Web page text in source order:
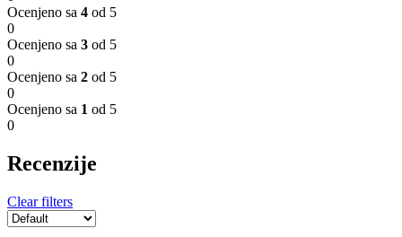
Ocenjeno sa 4 od 5
0
Ocenjeno sa 3 od 5
0
Ocenjeno sa 2 od 5
0
Ocenjeno sa 1 od 5
0
Recenzije
Clear filters